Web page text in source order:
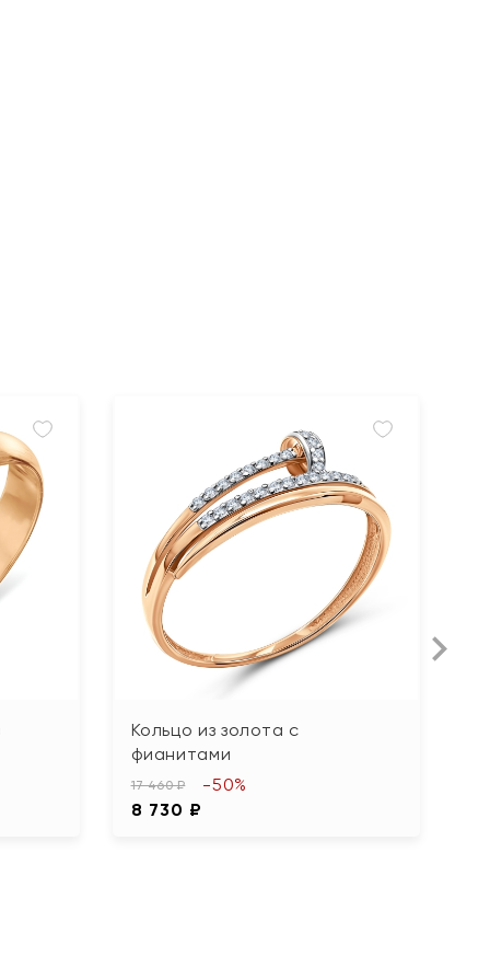
Кольцо из золота с
фианитами
17 460 ₽
8 730 ₽
-50%